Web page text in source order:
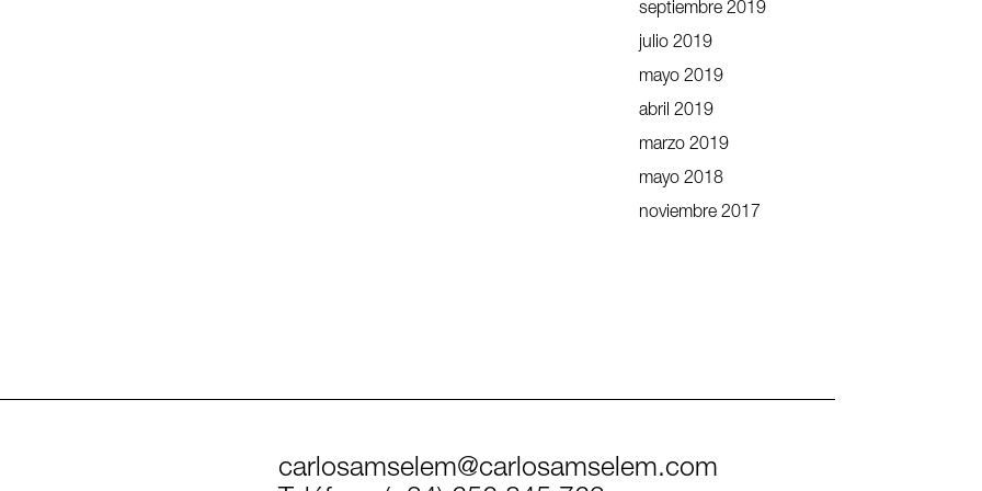
septiembre 2019
julio 2019
mayo 2019
abril 2019
marzo 2019
mayo 2018
noviembre 2017
carlosamselem@carlosamselem.com